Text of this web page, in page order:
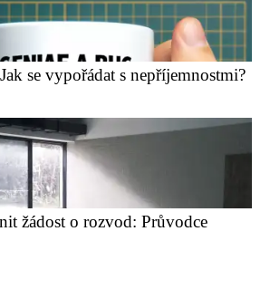
se vypořádat s nepříjemnostmi?
žádost o rozvod: Průvodce